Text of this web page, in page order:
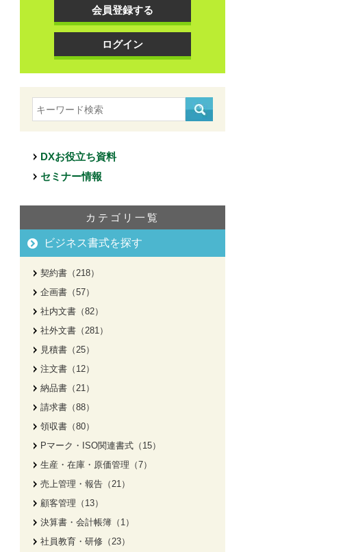
会員登録する
ログイン
DXお役立ち資料
セミナー情報
カテゴリ一覧
ビジネス書式を探す
契約書（218）
企画書（57）
社内文書（82）
社外文書（281）
見積書（25）
注文書（12）
納品書（21）
請求書（88）
領収書（80）
Pマーク・ISO関連書式（15）
生産・在庫・原価管理（7）
売上管理・報告（21）
顧客管理（13）
決算書・会計帳簿（1）
社員教育・研修（23）